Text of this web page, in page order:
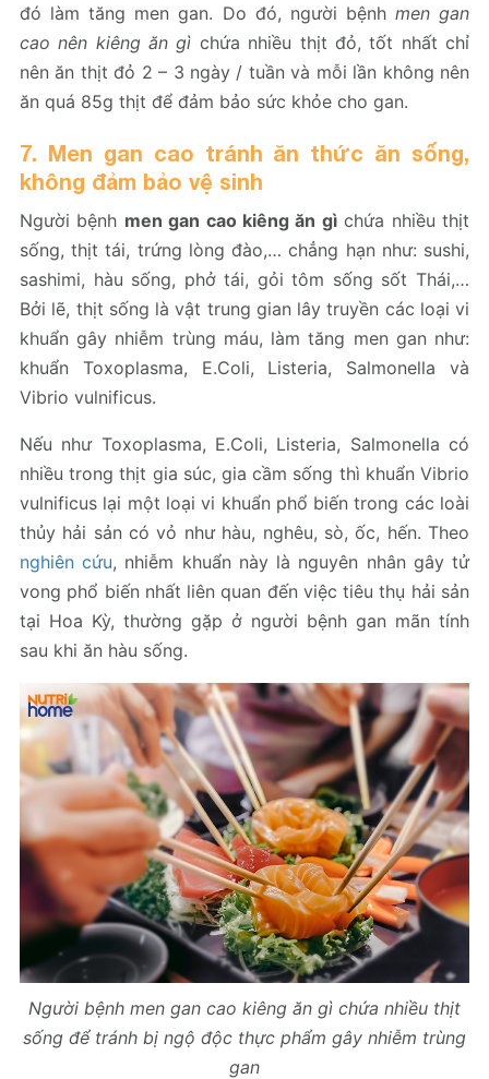
đó làm tăng men gan. Do đó, người bệnh men gan
cao nên kiêng ăn gì chứa nhiều thịt đỏ, tốt nhất chỉ
nên ăn thịt đỏ 2 – 3 ngày / tuần và mỗi lần không nên
ăn quá 85g thịt để đảm bảo sức khỏe cho gan.
7. Men gan cao tránh ăn thức ăn sống,
không đảm bảo vệ sinh
Người bệnh men gan cao kiêng ăn gìchứa nhiều thịt
sống, thịt tái, trứng lòng đào,… chẳng hạn như: sushi,
sashimi, hàu sống, phở tái, gỏi tôm sống sốt Thái,…
Bởi lẽ, thịt sống là vật trung gian lây truyền các loại vi
khuẩn gây nhiễm trùng máu, làm tăng men gan như:
khuẩn Toxoplasma, E.Coli, Listeria, Salmonella và
Vibrio vulnificus.
Nếu như Toxoplasma, E.Coli, Listeria, Salmonella có
nhiều trong thịt gia súc, gia cầm sống thì khuẩn Vibrio
vulnificus lại một loại vi khuẩn phổ biến trong các loài
thủy hải sản có vỏ như hàu, nghêu, sò, ốc, hến. Theo
nghiên cứu, nhiễm khuẩn này là nguyên nhân gây tử
vong phổ biến nhất liên quan đến việc tiêu thụ hải sản
tại Hoa Kỳ, thường gặp ở người bệnh gan mãn tính
sau khi ăn hàu sống.
Người bệnh men gan cao kiêng ăn gì chứa nhiều thịt
sống để tránh bị ngộ độc thực phẩm gây nhiễm trùng
gan